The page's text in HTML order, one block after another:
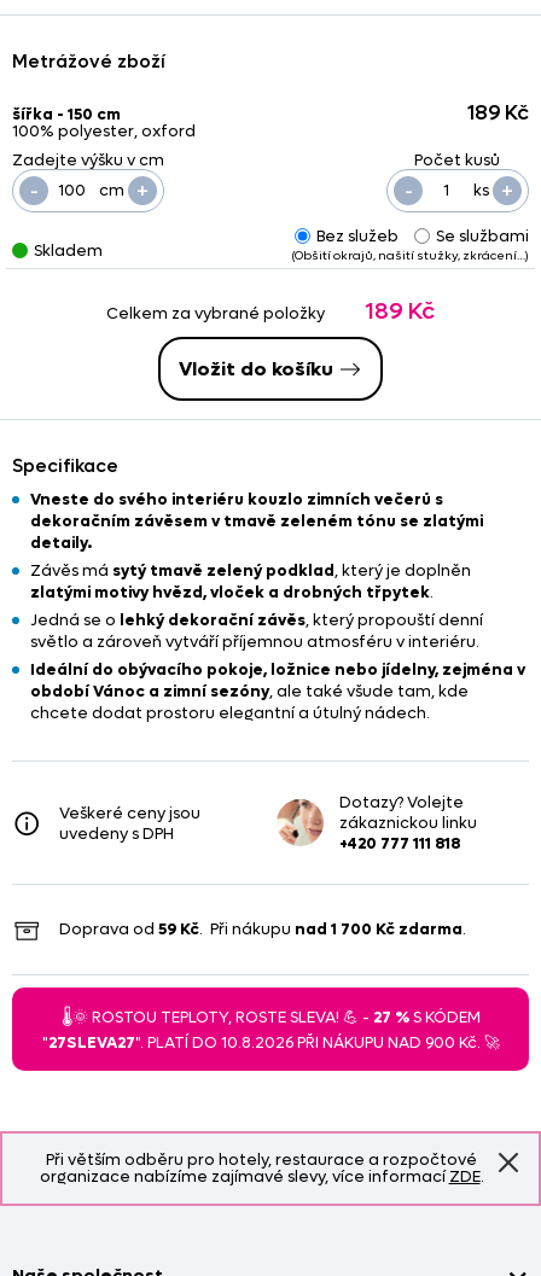
Při větším odběru pro hotely, restaurace a rozpočtové
organizace nabízíme zajímavé slevy, více informacíZDE.
Metrážové zboží
šířka - 150 cm
100% polyester, oxford
cm +
- ks +
-
189 Kč
Skladem
Bez služeb Se službami
(Obšití okrajů, našití stužky, zkrácení…)
Celkem za vybrané položky 189 Kč
Vložit do košíku
Specifikace
Vneste do svého interiéru kouzlo zimních večerů s
dekoračním závěsem v tmavě zeleném tónu se zlatými
detaily.
Závěs má sytý tmavě zelený podklad, který je doplněn
zlatými motivy hvězd, vloček a drobných třpytek.
Jedná se o lehký dekorační závěs, který propouští denní
světlo a zároveň vytváří příjemnou atmosféru v interiéru.
Ideální do obývacího pokoje, ložnice nebo jídelny, zejména v
období Vánoc a zimní sezóny, ale také všude tam, kde
chcete dodat prostoru elegantní a útulný nádech.
Veškeré ceny jsou
uvedeny s DPH
Dotazy? Volejte
zákaznickou linku
+420 777 111 818
Doprava od 59 Kč. Při nákupu nad 1 700 Kč zdarma.
🌡️🌞 ROSTOU TEPLOTY, ROSTE SLEVA! 💪 - 27 %S KÓDEM
"27SLEVA27". PLATÍ DO 10.8.2026 PŘI NÁKUPU NAD 900 Kč. 🚀